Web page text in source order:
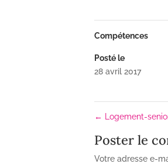
Compétences
Posté le
28 avril 2017
← Logement-
Poster le
Votre adresse e-